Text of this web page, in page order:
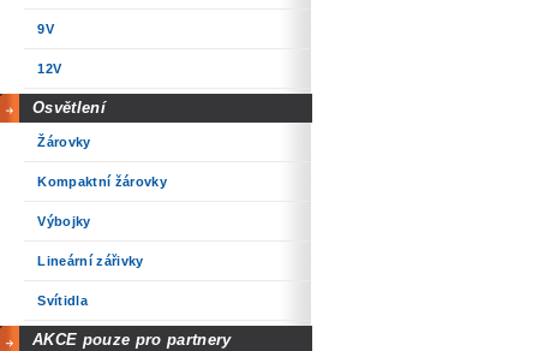
9V
12V
Osvětlení
Žárovky
Kompaktní žárovky
Výbojky
Lineární zářivky
Svítidla
AKCE pouze pro partnery